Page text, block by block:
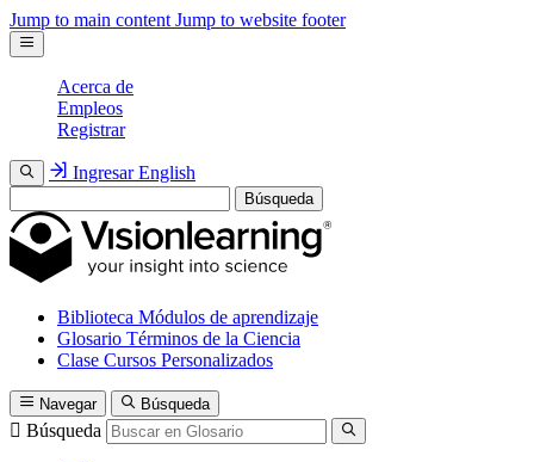
Jump to main content Jump to website footer
Acerca de
Empleos
Registrar
Ingresar English
Búsqueda
Biblioteca Módulos de aprendizaje
Glosario Términos de la Ciencia
Clase Cursos Personalizados
Navegar Búsqueda
Búsqueda